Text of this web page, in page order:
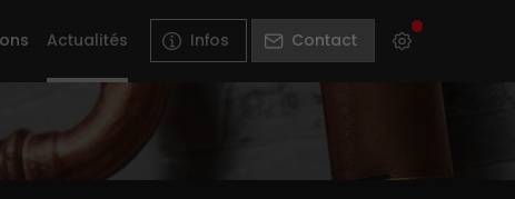
Actualités Infos Contact